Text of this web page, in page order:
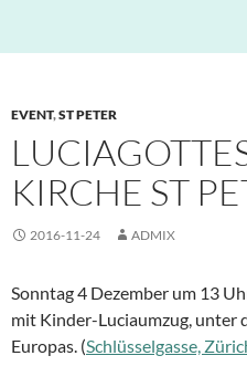
EVENT,ST PETER
KIRCHE ST
2016-11-24 ADMIX
Sonntag 4 Dezember um 13
mit Kinder-Luciaumzug, unter
Europas. (Schlüsselgasse,